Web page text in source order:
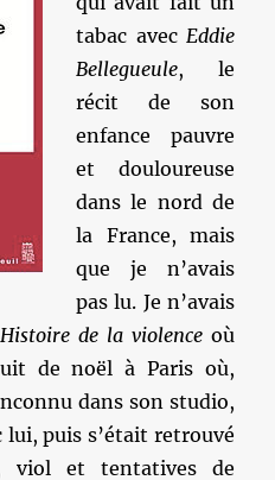
tabac avec Eddie
Bellegueule, le
récit de son
enfance pauvre
et douloureuse
dans le nord de
la France, mais
que je n’avais
pas lu. Je n’avais
Histoire de la violenceoù
de noël à Paris où,
dans son studio,
lui, puis s’était retrouvé
viol et tentatives de